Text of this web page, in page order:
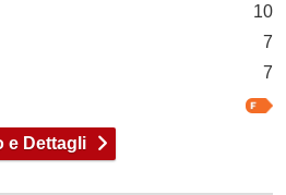
10
7
7
e Dettagli